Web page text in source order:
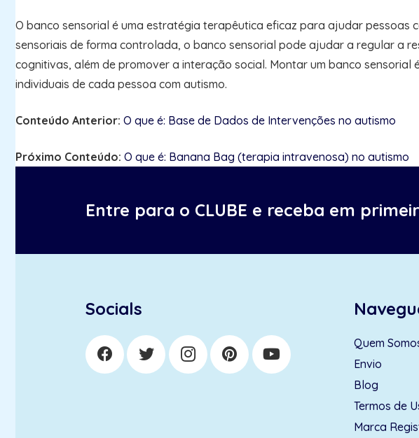
O banco sensorial é uma estratégia terapêutica eficaz para ajudar pessoas
sensoriais de forma controlada, o banco sensorial pode ajudar a regular a
cognitivas, além de promover a interação social. Montar um banco
individuais de cada pessoa com autismo.
Conteúdo Anterior: O que é: Base de Dados de Intervenções no autismo
Próximo Conteúdo: O que é: Banana Bag (terapia intravenosa) no autismo
Entre para o CLUBE e receba em
Socials
Quem
Envio
Blog
Termos de
Marca